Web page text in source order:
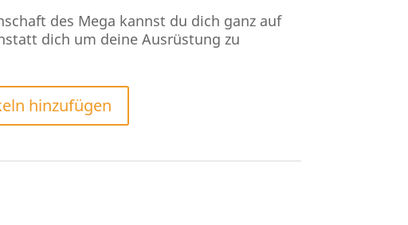
des Mega kannst du dich ganz auf
dich um deine Ausrüstung zu
hinzufügen